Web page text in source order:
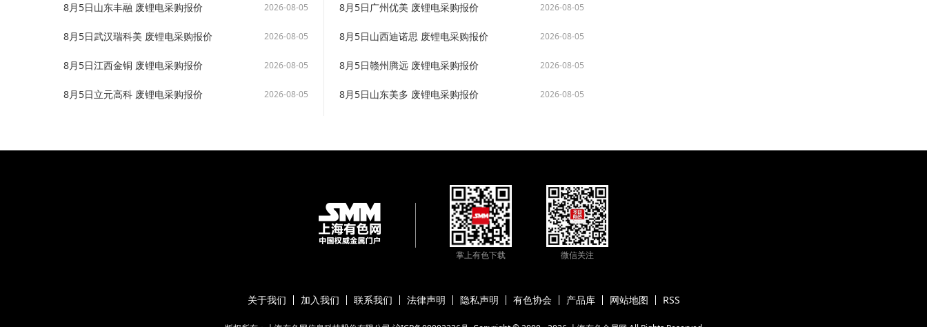
8月5日山东丰融 废锂电采购报价 2026-08-05 8月5日广州优美 废锂电采购报价 2026-08-05
8月5日武汉瑞科美 废锂电采购报价 2026-08-05 8月5日山西迪诺思 废锂电采购报价 2026-08-05
8月5日江西金铜 废锂电采购报价 2026-08-05 8月5日赣州腾远 废锂电采购报价 2026-08-05
8月5日立元高科 废锂电采购报价 2026-08-05 8月5日山东美多 废锂电采购报价 2026-08-05
掌上有色下载 微信关注
关于我们 加入我们 联系我们 法律声明 隐私声明 有色协会 产品库 网站地图 RSS